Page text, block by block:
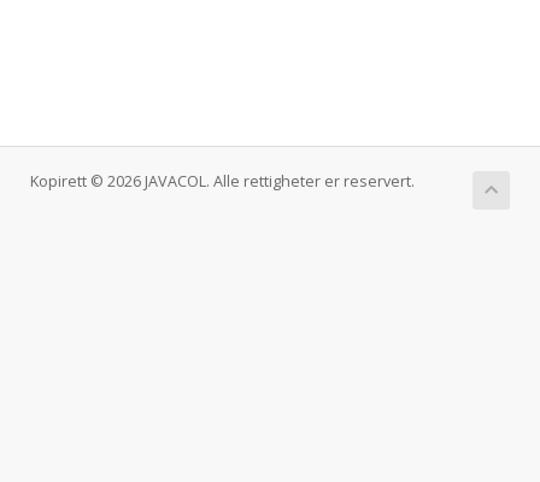
Kopirett © 2026 JAVACOL. Alle rettigheter er reservert.